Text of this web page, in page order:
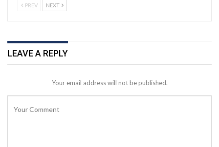
PREV NEXT
LEAVE A REPLY
Your email address will not be published.